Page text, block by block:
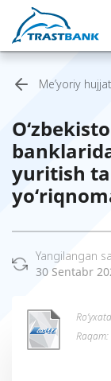
Me’yoriy
yuritish
Yangilangan
30 Sentabr